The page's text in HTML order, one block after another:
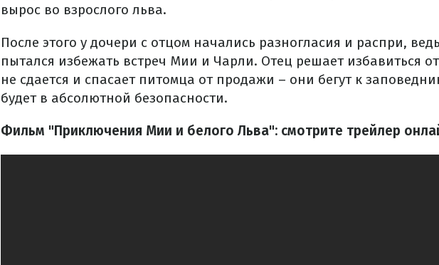
вырос во взрослого льва.
После этого у дочери с отцом начались разногласия и распри,
пытался избежать встреч Мии и Чарли. Отец решает избавиться
не сдается и спасает питомца от продажи – они бегут к
будет в абсолютной безопасности.
Фильм "Приключения Мии и белого Льва": смотрите трейлер